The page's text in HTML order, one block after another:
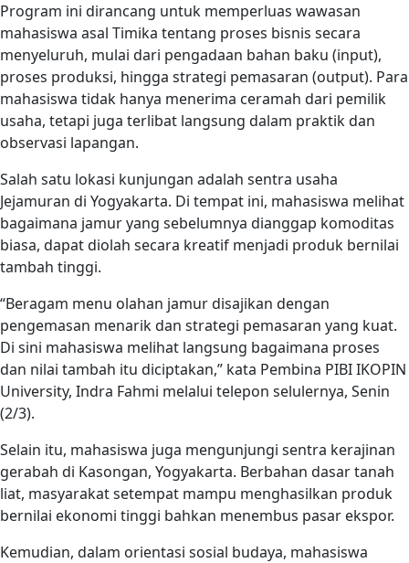
Program ini dirancang untuk memperluas wawasan
mahasiswa asal Timika tentang proses bisnis secara
menyeluruh, mulai dari pengadaan bahan baku (input),
proses produksi, hingga strategi pemasaran (output). Para
mahasiswa tidak hanya menerima ceramah dari pemilik
usaha, tetapi juga terlibat langsung dalam praktik dan
observasi lapangan.
Salah satu lokasi kunjungan adalah sentra usaha
Jejamuran di Yogyakarta. Di tempat ini, mahasiswa melihat
bagaimana jamur yang sebelumnya dianggap komoditas
biasa, dapat diolah secara kreatif menjadi produk bernilai
tambah tinggi.
“Beragam menu olahan jamur disajikan dengan
pengemasan menarik dan strategi pemasaran yang kuat.
Di sini mahasiswa melihat langsung bagaimana proses
dan nilai tambah itu diciptakan,” kata Pembina PIBI IKOPIN
University, Indra Fahmi melalui telepon selulernya, Senin
(2/3).
Selain itu, mahasiswa juga mengunjungi sentra kerajinan
gerabah di Kasongan, Yogyakarta. Berbahan dasar tanah
liat, masyarakat setempat mampu menghasilkan produk
bernilai ekonomi tinggi bahkan menembus pasar ekspor.
Kemudian, dalam orientasi sosial budaya, mahasiswa